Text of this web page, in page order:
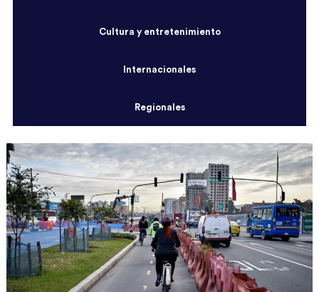
Cultura y entretenimiento
Internacionales
Regionales